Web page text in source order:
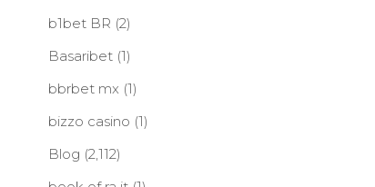
b1bet BR (2)
Basaribet(1)
bbrbet mx (1)
bizzo casino (1)
Blog (2,112)